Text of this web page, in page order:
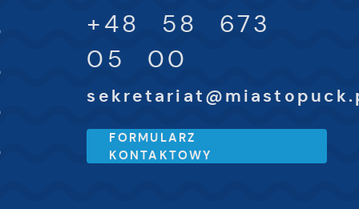
+48 58 673
05 00
FORMULARZ
KONTAKTOWY